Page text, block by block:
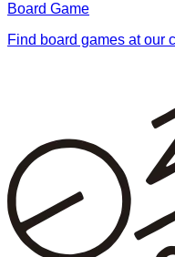
Board Game
Find board games at our